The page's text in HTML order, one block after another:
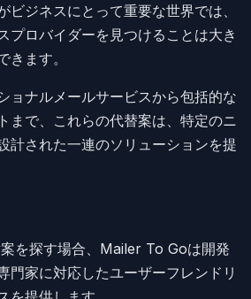
ビジネスにとって重要な世界では、
プロバイダーを見つけることは大き
きます。
ョナルメールサービスから包括的な
まで、これらの代替案は、特定のニ
計された一連のソリューションを提
を探す場合、Mailer To Goは開発
門家に対応したユーザーフレンドリ